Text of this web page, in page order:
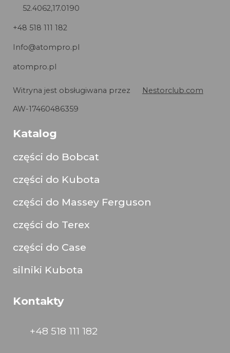
52.4062,17.0190
+48 518 111 182
Info@atompro.pl
atompro.pl
Witryna jest obsługiwana przez
Nestorclub.com
AW-17460486359
Katalog
części do Bobcat
części do Kubota
części do Massey Ferguson
części do Terex
części do Case
silniki Kubota
Kontakty
+48 518 111 182